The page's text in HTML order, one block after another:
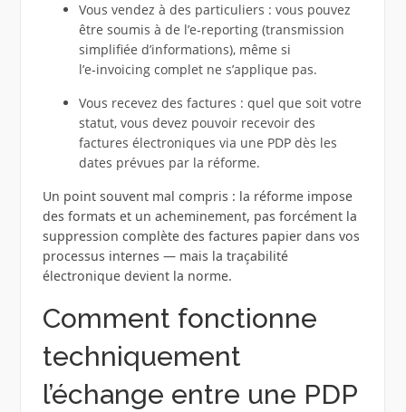
Vous vendez à des particuliers : vous pouvez
être soumis à de l’e‑reporting (transmission
simplifiée d’informations), même si
l’e‑invoicing complet ne s’applique pas.
Vous recevez des factures : quel que soit votre
statut, vous devez pouvoir recevoir des
factures électroniques via une PDP dès les
dates prévues par la réforme.
Un point souvent mal compris : la réforme impose
des formats et un acheminement, pas forcément la
suppression complète des factures papier dans vos
processus internes — mais la traçabilité
électronique devient la norme.
Comment fonctionne
techniquement
l’échange entre une PDP